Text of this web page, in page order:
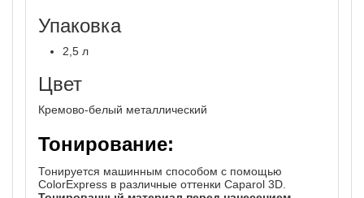
Упаковка
2,5 л
Цвет
Кремово-белый металлический
Тонирование:
Тонируется машинным способом с помощью
ColorExpress в различные оттенки Caparol 3D.